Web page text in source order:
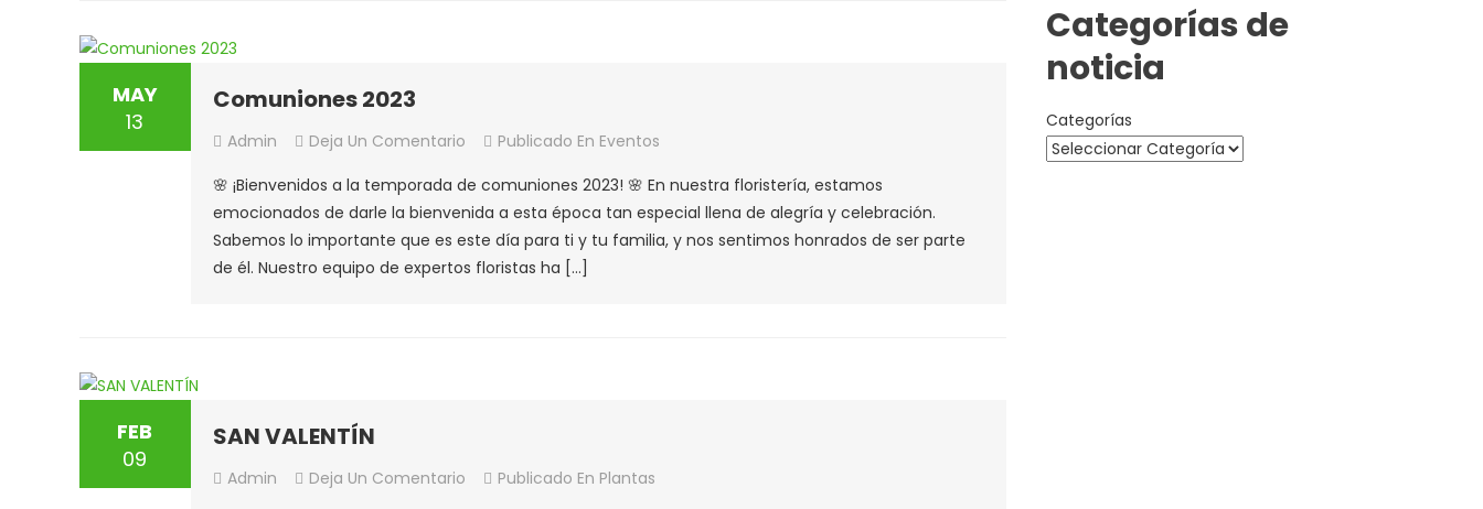
MAY
13
Comuniones 2023
Admin Deja Un ComentarioEn
2023
Publicado En Eventos
🌸 ¡Bienvenidos a la temporada de comuniones 2023! 🌸 En nuestra floristería, estamos
emocionados de darle la bienvenida a esta época tan especial llena de alegría y celebración.
Sabemos lo importante que es este día para ti y tu familia, y nos sentimos honrados de ser parte
de él. Nuestro equipo de expertos floristas ha […]
FEB
09
SAN VALENTÍN
Admin Deja Un ComentarioEn
Publicado En Plantas
Categorías de
noticia
Categorías